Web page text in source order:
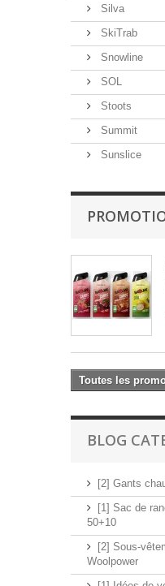
Silva
SkiTrab
Snowline
SOL
Stoots
Summit
Sunslice
Toutes les
BLOG
[2] Gants
[1] Sac de
50+10
[2] Sous-
Woolpower